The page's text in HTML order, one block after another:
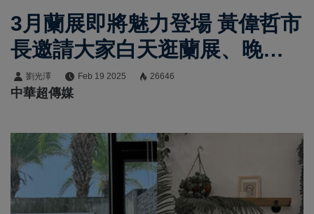
3月蘭展即將魅力登場 黃偉哲市
長邀請大家白天逛蘭展、晚上
天鵝湖賞燈
劉光澤 Feb 19 2025 26646
中華超傳媒